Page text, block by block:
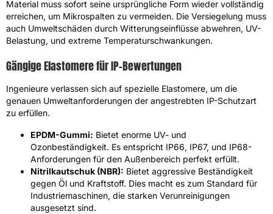
Material muss sofort seine ursprüngliche Form wieder vollständig
erreichen, um Mikrospalten zu vermeiden. Die Versiegelung muss
auch Umweltschäden durch Witterungseinflüsse abwehren, UV-
Belastung, und extreme Temperaturschwankungen.
Gängige Elastomere für IP-Bewertungen
Ingenieure verlassen sich auf spezielle Elastomere, um die
genauen Umweltanforderungen der angestrebten IP-Schutzart
zu erfüllen.
EPDM-Gummi: Bietet enorme UV- und
Ozonbeständigkeit. Es entspricht IP66, IP67, und IP68-
Anforderungen für den Außenbereich perfekt erfüllt.
Nitrilkautschuk (NBR): Bietet aggressive Beständigkeit
gegen Öl und Kraftstoff. Dies macht es zum Standard für
Industriemaschinen, die starken Verunreinigungen
ausgesetzt sind.